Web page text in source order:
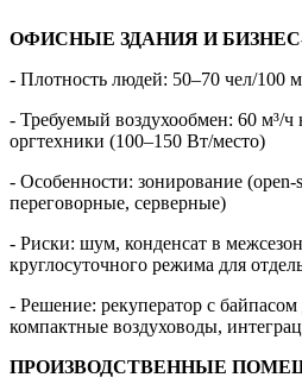
ОФИСНЫЕ ЗДАНИЯ И
- Плотность людей: 50–70 чел/100
- Требуемый воздухообмен: 60 м³/ч
оргтехники (100–150 Вт/место)
- Особенности: зонирование (open-
переговорные, серверные)
- Риски: шум, конденсат в
круглосуточного режима для
- Решение: рекуператор с
компактные воздуховоды,
ПРОИЗВОДСТВЕННЫЕ